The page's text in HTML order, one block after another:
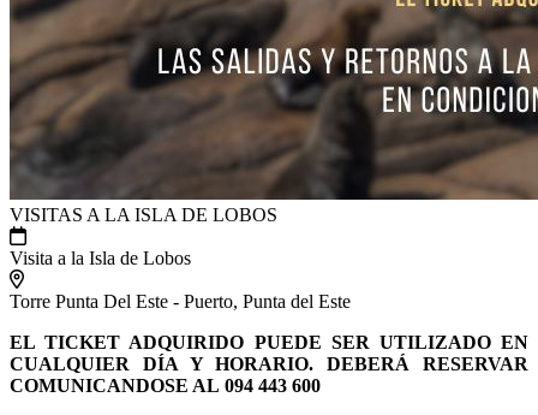
VISITAS A LA ISLA DE LOBOS
Visita a la Isla de Lobos
Torre Punta Del Este - Puerto, Punta del Este
EL TICKET ADQUIRIDO PUEDE SER UTILIZADO EN
CUALQUIER DÍA Y HORARIO. DEBERÁ RESERVAR
COMUNICANDOSE AL 094 443 600